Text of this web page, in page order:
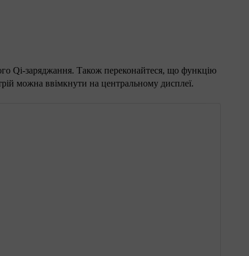
Qi-заряджання. Також переконайтеся, що функцію
можна ввімкнути на центральному дисплеї.